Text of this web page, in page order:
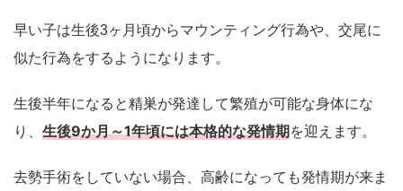
早い子は生後3ヶ月頃からマウンティング行為や、交尾に
似た行為をするようになります。
生後半年になると精巣が発達して繁殖が可能な身体にな
り、 生後9か月～1年頃には本格的な発情期を迎えます。
去勢手術をしていない場合、高齢になっても発情期が来ま